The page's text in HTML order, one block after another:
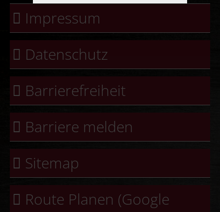
Impressum
Datenschutz
Barrierefreiheit
Barriere melden
Sitemap
Route Planen (Google